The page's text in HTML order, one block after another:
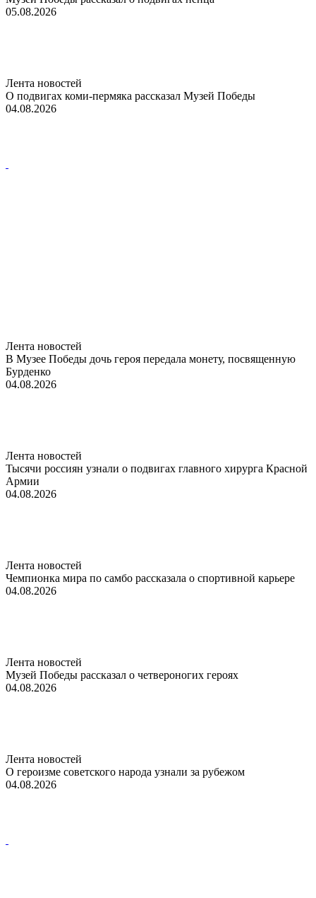
05.08.2026
Лента новостей
О подвигах коми-пермяка рассказал Музей Победы
04.08.2026
Лента новостей
В Музее Победы дочь героя передала монету, посвященную
Бурденко
04.08.2026
Лента новостей
Тысячи россиян узнали о подвигах главного хирурга Красной
Армии
04.08.2026
Лента новостей
Чемпионка мира по самбо рассказала о спортивной карьере
04.08.2026
Лента новостей
Музей Победы рассказал о четвероногих героях
04.08.2026
Лента новостей
О героизме советского народа узнали за рубежом
04.08.2026